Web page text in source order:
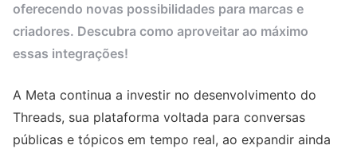
oferecendo novas possibilidades para marcas e
criadores. Descubra como aproveitar ao máximo
essas integrações!
A Meta continua a investir no desenvolvimento do
Threads, sua plataforma voltada para conversas
públicas e tópicos em tempo real, ao expandir ainda